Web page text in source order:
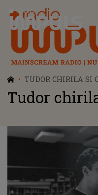
Radio Impuls
TUDOR CHIRILA SI
Tudor